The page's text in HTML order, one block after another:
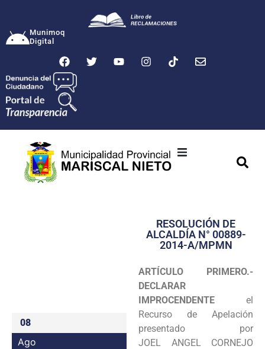
Munimoq
Digital
Transparencia
Programas
Intranet
08
Ago
RESOLUCIÓN DE
ALCALDÍA N° 00889-
2014-A/MPMN
ARTÍCULO PRIMERO.-
DECLARAR
IMPROCENDENTE el
Recurso de Apelación
presentado por
JOEL ANGEL CORNEJO